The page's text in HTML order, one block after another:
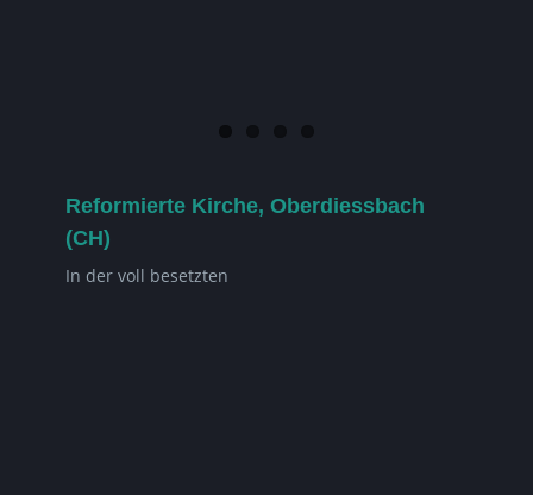
Reformierte Kirche, Oberdiessbach
(CH)
In der voll besetzten